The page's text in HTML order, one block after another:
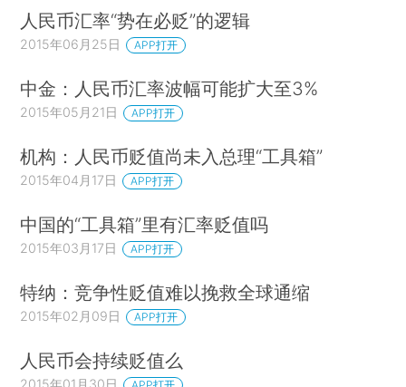
人民币汇率“势在必贬”的逻辑
2015年06月25日 APP打开
中金：人民币汇率波幅可能扩大至3%
2015年05月21日 APP打开
机构：人民币贬值尚未入总理“工具箱”
2015年04月17日 APP打开
中国的“工具箱”里有汇率贬值吗
2015年03月17日 APP打开
特纳：竞争性贬值难以挽救全球通缩
2015年02月09日 APP打开
人民币会持续贬值么
2015年01月30日